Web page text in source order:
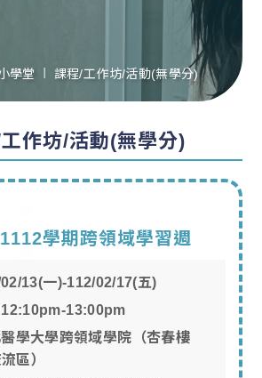
學堂 課程/工作坊/活動(無學分)
作坊/活動(無學分)
學期跨領域學習週
13(一)-112/02/17(五)
12:10pm-13:00pm
學大學跨領域學院（杏春樓
區）